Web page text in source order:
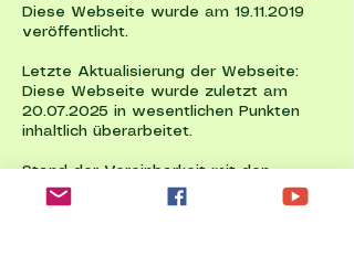
Diese Webseite wurde am 19.11.2019
veröffentlicht.
Letzte Aktualisierung der Webseite:
Diese Webseite wurde zuletzt am
20.07.2025 in wesentlichen Punkten
inhaltlich überarbeitet.
Stand der Vereinbarkeit mit den
Anforderungen: Diese Webseite ist
vollständig mit den für uns geltenden